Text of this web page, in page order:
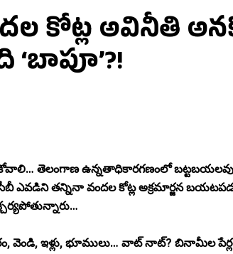
కోట్ల అవినీతి
తెలంగాణ ఉన్నతాధికారగణంలో
ఏసీబీ ఎవడిని తన్నినా వందల కోట్ల అక్రమార్జన
వెండి, ఇళ్లు, భూములు… వాట్ నాట్? బినామీల